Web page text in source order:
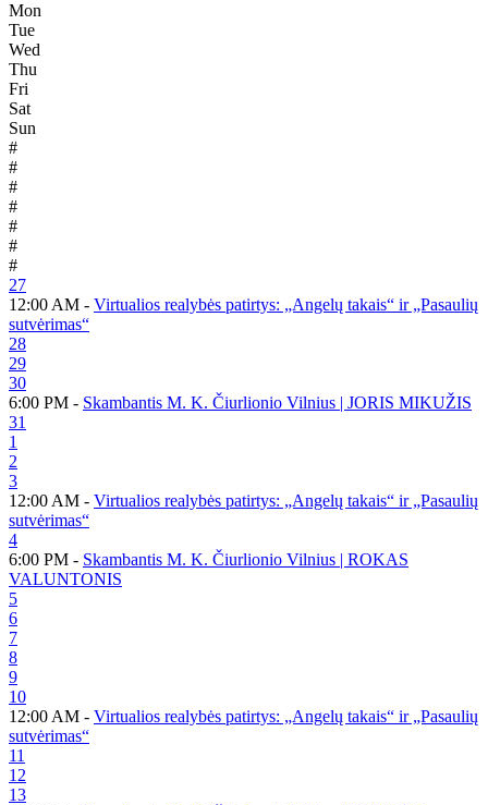
Mon
Tue
Wed
Thu
Fri
Sat
Sun
#
#
#
#
#
#
#
27
12:00 AM - Virtualios realybės patirtys: „Angelų takais“ ir „Pasaulių
sutvėrimas“
28
29
30
6:00 PM - Skambantis M. K. Čiurlionio Vilnius | JORIS MIKUŽIS
31
1
2
3
12:00 AM - Virtualios realybės patirtys: „Angelų takais“ ir „Pasaulių
sutvėrimas“
4
6:00 PM - Skambantis M. K. Čiurlionio Vilnius | ROKAS
VALUNTONIS
5
6
7
8
9
10
12:00 AM - Virtualios realybės patirtys: „Angelų takais“ ir „Pasaulių
sutvėrimas“
11
12
13